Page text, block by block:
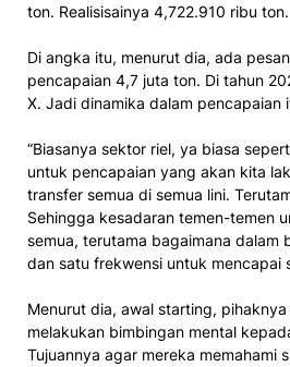
ton. Realisisainya 4,722.910 ribu ton.
Di angka itu, menurut dia, ada
pencapaian 4,7 juta ton. Di tahun
X. Jadi dinamika dalam pencapaian
“Biasanya sektor riel, ya biasa
untuk pencapaian yang akan kita
transfer semua di semua lini.
Sehingga kesadaran temen-temen
semua, terutama bagaimana dalam
dan satu frekwensi untuk mencapai
Menurut dia, awal starting,
melakukan bimbingan mental
Tujuannya agar mereka memahami